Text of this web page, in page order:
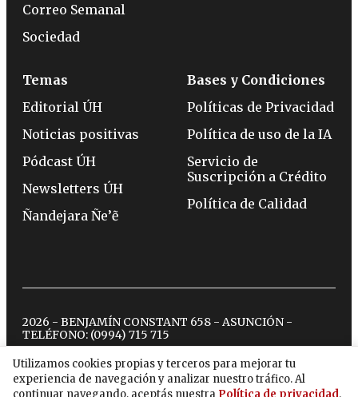
Utilizamos cookies propias y terceros para mejorar tu
experiencia de navegación y analizar nuestro tráfico. Al
continuar navegando, aceptás nuestra Política de privacidad .
Correo Semanal
Sociedad
Temas
Editorial ÚH
Noticias positivas
Pódcast ÚH
Newsletters ÚH
Ñandejara Ñe’ẽ
Bases y Condiciones
Políticas de Privacidad
Política de uso de la IA
Servicio de
Suscripción a Crédito
Política de Calidad
2026 - BENJAMÍN CONSTANT 658 - ASUNCIÓN -
TELÉFONO: (0994) 715 715
twitterinstagram
facebook
tiktokyoutubespotify